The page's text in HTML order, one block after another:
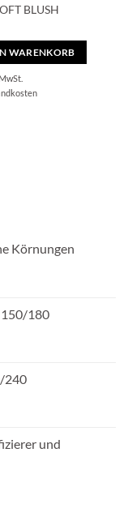
BLUSH
WARENKORB
Körnungen
150/180
240
und